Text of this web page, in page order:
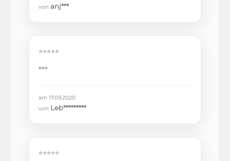
vonanj***
⭐⭐⭐⭐⭐
***
am 17.09.2020
von Leb*********
⭐⭐⭐⭐⭐